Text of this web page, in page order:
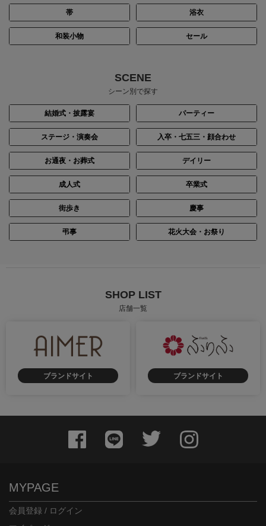
身長：162cm 身長：150cm
身長：144cm 身長：160cm
帯 浴衣
和装小物 セール
SCENE
シーン別で探す
結婚式・披露宴 パーティー
ステージ・演奏会 入卒・七五三・顔合わせ
お通夜・お葬式 デイリー
成人式 卒業式
街歩き 慶事
弔事 花火大会・お祭り
SHOP LIST
店舗一覧
ブランドサイト ブランドサイト
MYPAGE
会員登録 / ログイン